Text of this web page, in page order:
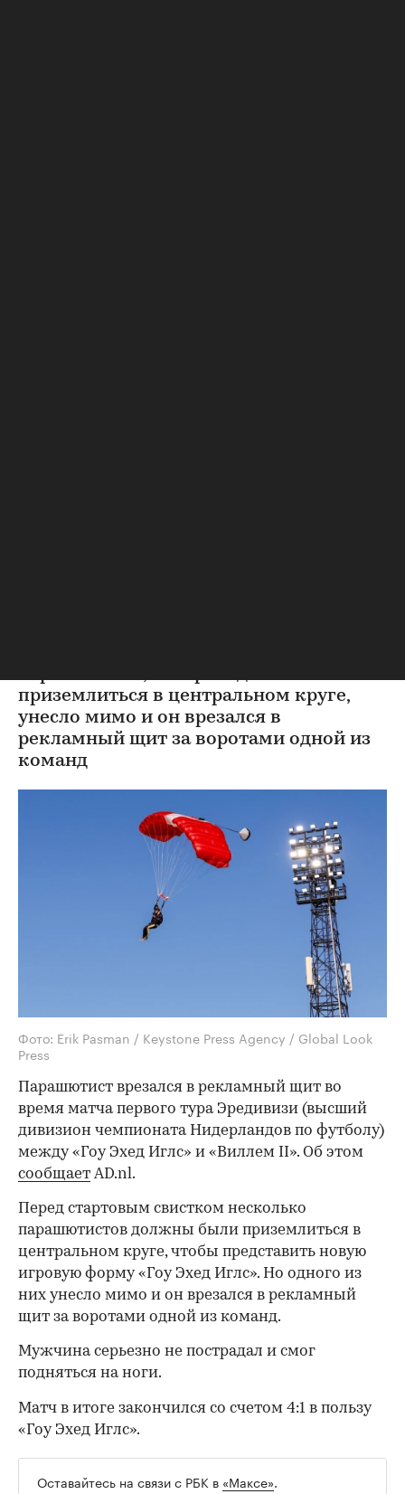
приземлиться в центральном круге,
унесло мимо и он врезался в
рекламный щит за воротами одной из
команд
Фото: Erik Pasman / Keystone Press Agency / Global Look
Press
Парашютист врезался в рекламный щит во
время матча первого тура Эредивизи (высший
дивизион чемпионата Нидерландов по футболу)
между «Гоу Эхед Иглс» и «Виллем II». Об этом
сообщает AD.nl.
Перед стартовым свистком несколько
парашютистов должны были приземлиться в
центральном круге, чтобы представить новую
игровую форму «Гоу Эхед Иглс». Но одного из
них унесло мимо и он врезался в рекламный
щит за воротами одной из команд.
Мужчина серьезно не пострадал и смог
подняться на ноги.
Матч в итоге закончился со счетом 4:1 в пользу
«Гоу Эхед Иглс».
Оставайтесь на связи с РБК в «Максе».